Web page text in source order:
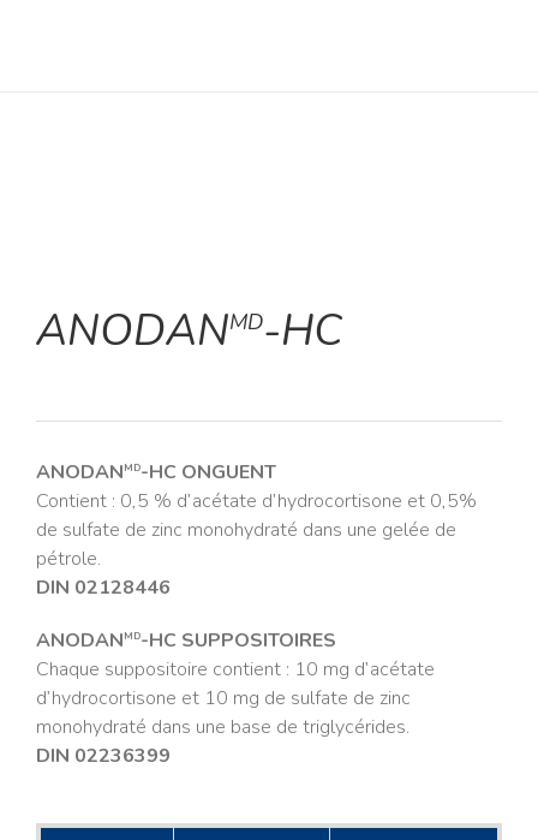
ANODANMD-HC
ANODANMD-HC ONGUENT
Contient : 0,5 % d’acétate d’hydrocortisone et 0,5%
de sulfate de zinc monohydraté dans une gelée de
pétrole.
DIN 02128446
ANODANMD-HC SUPPOSITOIRES
Chaque suppositoire contient : 10 mg d’acétate
d’hydrocortisone et 10 mg de sulfate de zinc
monohydraté dans une base de triglycérides.
DIN 02236399